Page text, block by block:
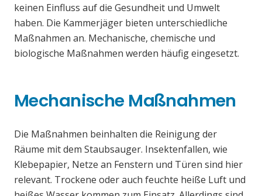
keinen Einfluss auf die Gesundheit und Umwelt
haben. Die Kammerjäger bieten unterschiedliche
Maßnahmen an. Mechanische, chemische und
biologische Maßnahmen werden häufig eingesetzt.
Mechanische Maßnahmen
Die Maßnahmen beinhalten die Reinigung der
Räume mit dem Staubsauger. Insektenfallen, wie
Klebepapier, Netze an Fenstern und Türen sind hier
relevant. Trockene oder auch feuchte heiße Luft und